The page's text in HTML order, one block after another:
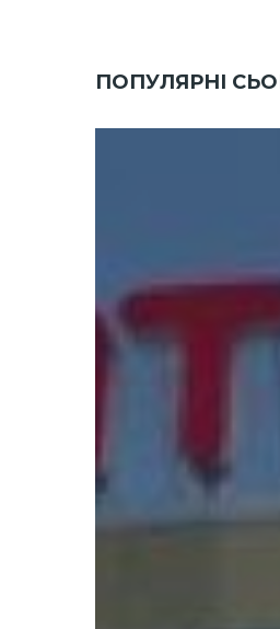
ПОПУЛЯРНІ